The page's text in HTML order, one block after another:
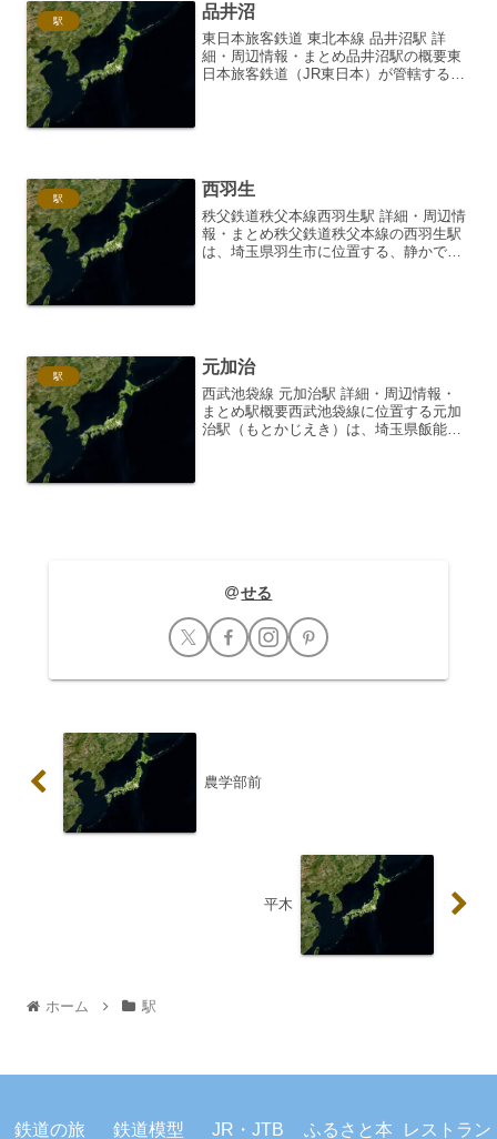
駅 品井沼
東日本旅客鉄道 東北本線 品井沼駅 詳
細・周辺情報・まとめ品井沼駅の概要東
日本旅客鉄道（JR東日本）が管轄する東
駅 西羽生
秩父鉄道秩父本線西羽生駅 詳細・周辺情
報・まとめ秩父鉄道秩父本線の西羽生駅
は、埼玉県羽生市に位置する、静かで落
駅 元加治
西武池袋線 元加治駅 詳細・周辺情報・
まとめ駅概要西武池袋線に位置する元加
治駅（もとかじえき）は、埼玉県飯能市
せる
農学部前
平木
ホーム 駅
プライバシーポリシー お問い合わせ
鉄道の旅 鉄道模型 JR・JTB ふるさと本 レストラン